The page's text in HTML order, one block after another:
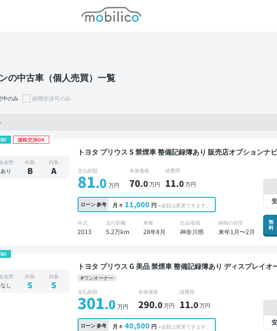
モビリコ
の中古車（個人売買）一覧
中のみ 納期交渉可のみ
価格交渉OK
トヨタ プリウス S 禁煙車 整備記録簿あり 販売店オプションナビ TV スマートキー ETC バックモ
金歴
あり
外装
B
内装
A 支払総額
81.0 万円
本体価格
70.0万円
諸費用
11.0万円
ローン参考 月々 11,000 円 ※金額は変更できます。
年式
2013
走行距離
5.2万km
車検
28年8月
出品地域
神奈川県
納期の目安
来年1月〜2月
無
料
トヨタ プリウス G 美品 禁煙車 整備記録簿あり ディスプレイオーディオ TV ブラインドスポット
モニター デジタルインナーミラー オートクルーズ スマートキー
コーダー 衝突軽減
#ワンオーナー
金歴
なし
外装
S
内装
S
支払総額
301.0 万円
本体価格
290.0万円
諸費用
11.0万円
ローン参考 月々 40,500 円 ※金額は変更できます。